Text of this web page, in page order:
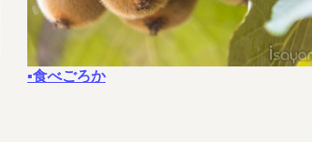
▪食べごろか